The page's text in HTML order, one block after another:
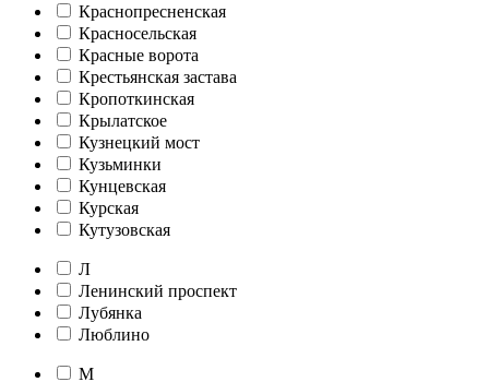
Краснопресненская
Красносельская
Красные ворота
Крестьянская застава
Кропоткинская
Крылатское
Кузнецкий мост
Кузьминки
Кунцевская
Курская
Кутузовская
Л
Ленинский проспект
Лубянка
Люблино
М